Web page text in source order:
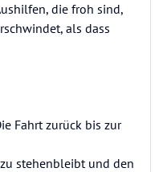
die froh sind,
als dass
Fahrt zurück bis zur
stehenbleibt und den